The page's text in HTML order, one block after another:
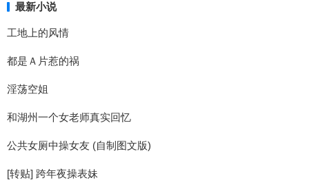
最新小说
工地上的风情
都是Ａ片惹的祸
淫荡空姐
和湖州一个女老师真实回忆
公共女厕中操女友 (自制图文版)
[转贴] 跨年夜操表妹